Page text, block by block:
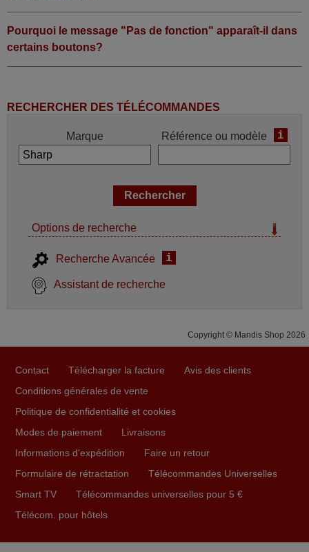
Pourquoi le message "Pas de fonction" apparaît-il dans
certains boutons?
RECHERCHER DES TÉLÉCOMMANDES
Marque Référence ou modèle i
Options de recherche
Recherche Avancée i
Assistant de recherche
Copyright © Mandis Shop 2026
Contact Télécharger la facture
Avis des clients
Conditions générales de vente
Politique de confidentialité et cookies
Modes de paiement
Livraisons
Informations d'expédition
Faire un retour
Formulaire de rétractation
Télécommandes Universelles
Smart TV
Télécommandes universelles pour 5 €
Télécom. pour hôtels